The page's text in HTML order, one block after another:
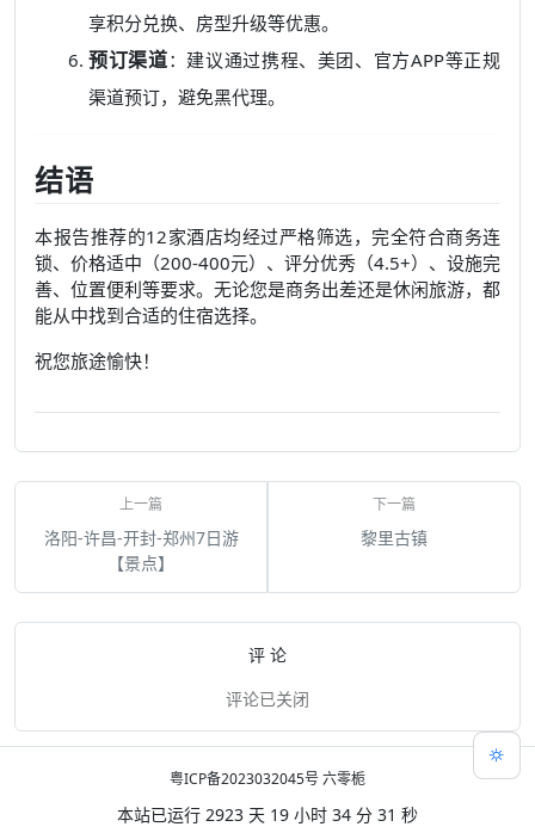
享积分兑换、房型升级等优惠。
预订渠道：建议通过携程、美团、官方APP等正规
渠道预订，避免黑代理。
结语
本报告推荐的12家酒店均经过严格筛选，完全符合商务连
锁、价格适中（200-400元）、评分优秀（4.5+）、设施完
善、位置便利等要求。无论您是商务出差还是休闲旅游，都
能从中找到合适的住宿选择。
祝您旅途愉快！
洛阳-许昌-开封-郑州7日游
【景点】
黎里古镇
评 论
评论已关闭
粤ICP备2023032045号六零栀
本站已运行 2923 天 19 小时 34 分 32 秒